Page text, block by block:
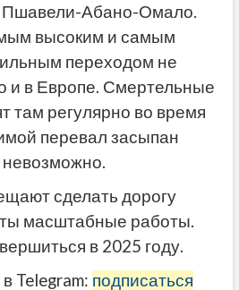
Пшавели-Абано-Омало.
высоким и самым
переходом не
и в Европе. Смертельные
там регулярно во время
перевал засыпан
сделать дорогу
масштабные работы.
в 2025 году.
Telegram: подписаться